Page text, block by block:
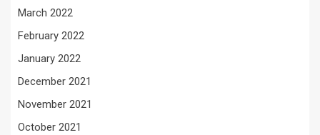
March 2022
February 2022
January 2022
December 2021
November 2021
October 2021